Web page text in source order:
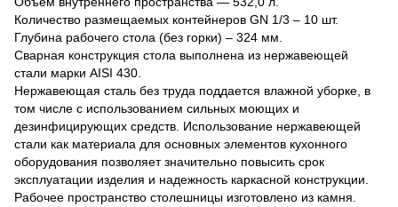
Количество размещаемых контейнеров GN 1/3 – 10 шт.
Глубина рабочего стола (без горки) – 324 мм.
Сварная конструкция стола выполнена из нержавеющей
стали марки AISI 430.
Нержавеющая сталь без труда поддается влажной уборке, в
том числе с использованием сильных моющих и
дезинфицирующих средств. Использование нержавеющей
стали как материала для основных элементов кухонного
оборудования позволяет значительно повысить срок
эксплуатации изделия и надежность каркасной конструкции.
Рабочее пространство столешницы изготовлено из камня.